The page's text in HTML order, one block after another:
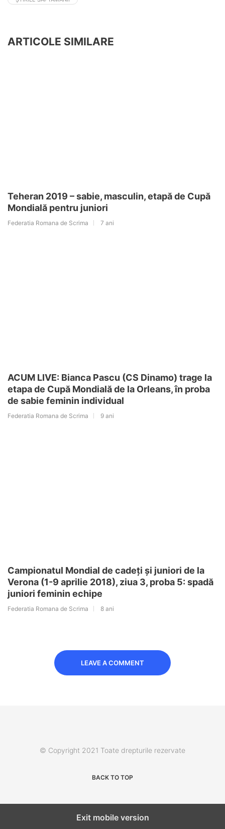
ARTICOLE SIMILARE
Teheran 2019 – sabie, masculin, etapă de Cupă
Mondială pentru juniori
Federatia Romana de Scrima 7 ani
ACUM LIVE: Bianca Pascu (CS Dinamo) trage la
etapa de Cupă Mondială de la Orleans, în proba
de sabie feminin individual
Federatia Romana de Scrima 9 ani
Campionatul Mondial de cadeți și juniori de la
Verona (1-9 aprilie 2018), ziua 3, proba 5: spadă
juniori feminin echipe
Federatia Romana de Scrima 8 ani
LEAVE A COMMENT
© Copyright 2021 Toate drepturile rezervate
BACK TO TOP
Exit mobile version